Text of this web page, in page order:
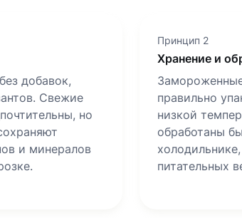
добавок,
Свежие
но
и минералов
Принцип 2
Хранение и
правильно
низкой
обработаны
питательных